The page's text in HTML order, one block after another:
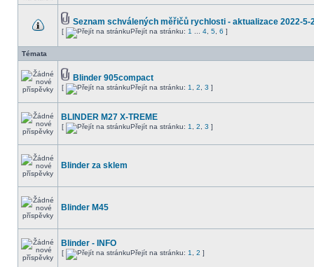
Seznam schválených měřičů rychlosti - aktualizace 2022-5-
[ Přejít na stránku: 1 4 5 6 ]
Témata
Blinder 905compact
[ Přejít na stránku: 1 2 3 ]
BLINDER M27 X-TREME
[ Přejít na stránku: 1 2 3 ]
Blinder za sklem
Blinder M45
Blinder - INFO
[ Přejít na stránku: 1 2 ]